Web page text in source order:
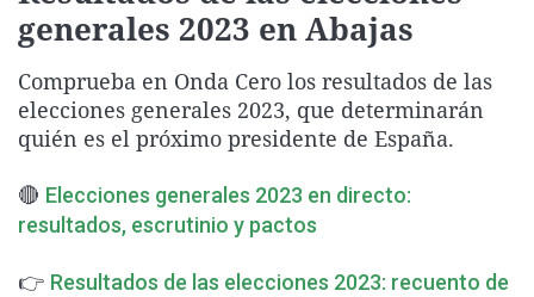
La rosa de los vientos
Como el perro y el
Caso
Equipo de
Operación Viuda Negra
Extremadura
La Rioja
Navarra
País Vasco
Virales
Elecciones
generales 2023 en Abajas
Comprueba en Onda Cero los resultados de las
elecciones generales 2023, que determinarán
quién es el próximo presidente de España.
🔴 Elecciones generales 2023 en directo:
resultados, escrutinio y pactos
👉 Resultados de las elecciones 2023: recuento de